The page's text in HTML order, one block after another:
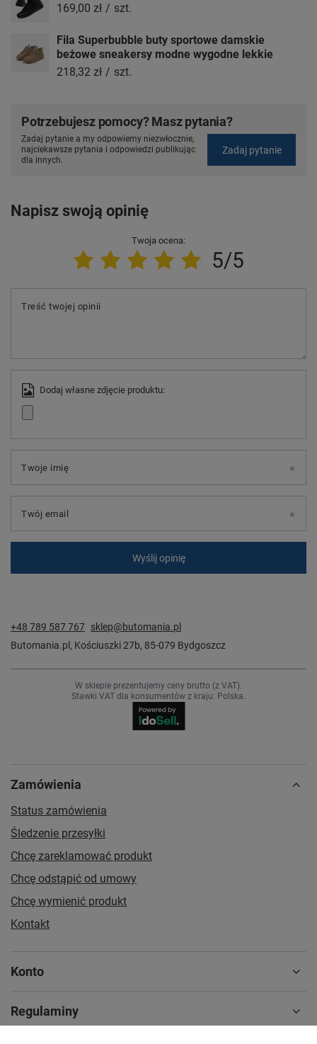
169,00 zł / szt.
Fila Superbubble buty sportowe damskie
beżowe sneakersy modne wygodne lekkie
218,32 zł / szt.
Potrzebujesz pomocy? Masz pytania?
Zadaj pytanie a my odpowiemy niezwłocznie,
najciekawsze pytania i odpowiedzi publikując
dla innych.
Zadaj pytanie
Napisz swoją opinię
Twoja ocena:
5/5
Treść twojej opinii
Dodaj własne zdjęcie produktu:
Twoje imię
Twój email
Wyślij opinię
+48 789 587 767 sklep@butomania.pl
Butomania.pl , Kościuszki 27b, 85-079 Bydgoszcz
W sklepie prezentujemy ceny brutto (z VAT).
Stawki VAT dla konsumentów z kraju: Polska.
Zamówienia
Status zamówienia
Śledzenie przesyłki
Chcę zareklamować produkt
Chcę odstąpić od umowy
Chcę wymienić produkt
Kontakt
Konto
Regulaminy